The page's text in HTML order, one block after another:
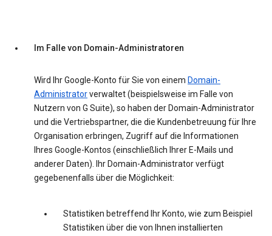
Im Falle von Domain-Administratoren
Wird Ihr Google-Konto für Sie von einem Domain-
Administratorverwaltet (beispielsweise im Falle von
Nutzern von G Suite), so haben der Domain-Administrator
und die Vertriebspartner, die die Kundenbetreuung für Ihre
Organisation erbringen, Zugriff auf die Informationen
Ihres Google-Kontos (einschließlich Ihrer E-Mails und
anderer Daten). Ihr Domain-Administrator verfügt
gegebenenfalls über die Möglichkeit:
Statistiken betreffend Ihr Konto, wie zum Beispiel
Statistiken über die von Ihnen installierten